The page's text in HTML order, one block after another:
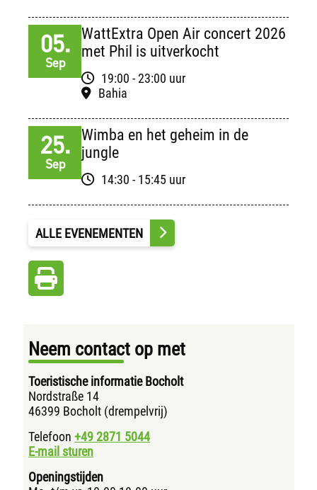
05.
Sep
WattExtra Open Air concert 2026
met Phil is uitverkocht
19:00 - 23:00 uur
Bahia
25.
Sep
Wimba en het geheim in de
jungle
14:30 - 15:45 uur
ALLE EVENEMENTEN
Neem contact op met
Toeristische informatie Bocholt
Nordstraße 14
46399 Bocholt (drempelvrij)
Telefoon +49 2871 5044
E-mail sturen
Openingstijden